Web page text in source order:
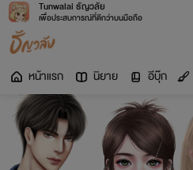
Tunwalai ธัญวลัย
เพื่อประสบการณ์ที่ดีกว่าบนมือถือ
หน้าแรก นิยาย อีบุ๊ก